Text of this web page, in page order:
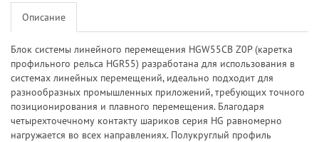
Описание
Блок системы линейного перемещения HGW55CB Z0P (каретка
профильного рельса HGR55) разработана для использования в
системах линейных перемещений, идеально подходит для
разнообразных промышленных приложений, требующих точного
позиционирования и плавного перемещения. Благодаря
четырехточечному контакту шариков серия HG равномерно
нагружается во всех направлениях. Полукруглый профиль